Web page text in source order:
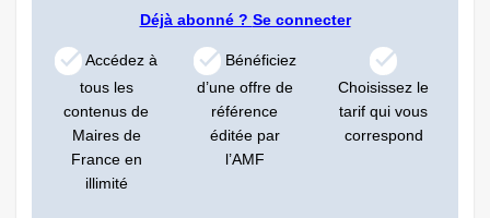
Déjà abonné ? Se connecter
Accédez à
tous les
contenus de
Maires de
France en
illimité
Bénéficiez
d’une offre de
référence
éditée par
l’AMF
Choisissez le
tarif qui vous
correspond